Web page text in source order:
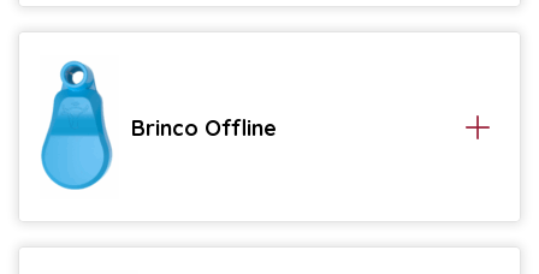
Brinco Offline